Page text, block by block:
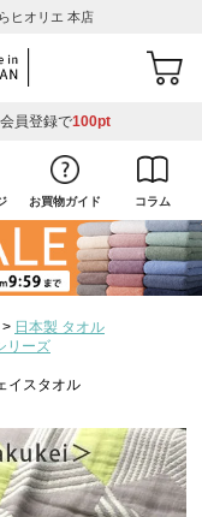
ヒオリエ 本店
員登録で100pt
お買物ガイド コラム
日本製 タオル
リーズ
イスタオル